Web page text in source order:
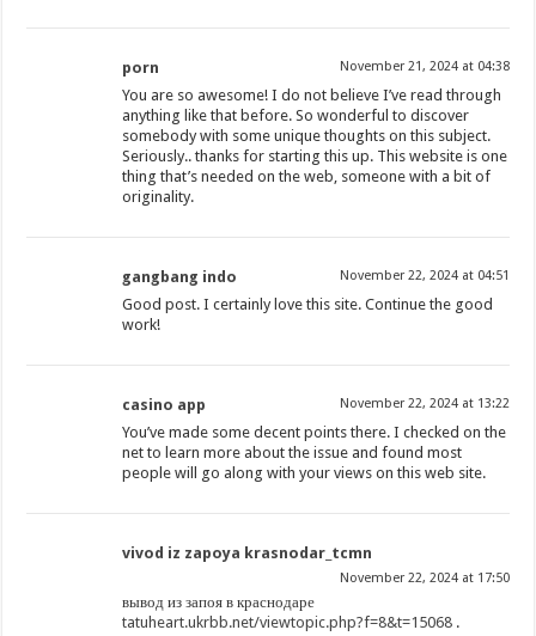
porn November 21, 2024 at 04:38
You are so awesome! I do not believe I’ve read through
anything like that before. So wonderful to discover
somebody with some unique thoughts on this subject.
Seriously.. thanks for starting this up. This website is one
thing that’s needed on the web, someone with a bit of
originality.
gangbang indo November 22, 2024 at 04:51
Good post. I certainly love this site. Continue the good
work!
casino app November 22, 2024 at 13:22
You’ve made some decent points there. I checked on the
net to learn more about the issue and found most
people will go along with your views on this web site.
vivod iz zapoya krasnodar_tcmn
November 22, 2024 at 17:50
вывод из запоя в краснодаре
tatuheart.ukrbb.net/viewtopic.php?f=8&t=15068 .